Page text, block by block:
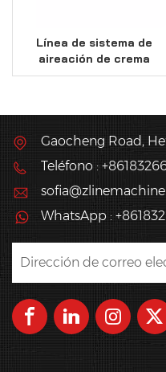
Línea de sistema de
aireación de crema
automática industrial
Gaocheng Road,
Teléfono :
WhatsApp :